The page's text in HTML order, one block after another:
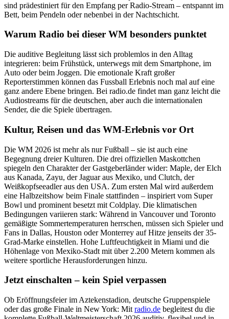
sind prädestiniert für den Empfang per Radio-Stream – entspannt im
Bett, beim Pendeln oder nebenbei in der Nachtschicht.
Warum Radio bei dieser WM besonders punktet
Die auditive Begleitung lässt sich problemlos in den Alltag
integrieren: beim Frühstück, unterwegs mit dem Smartphone, im
Auto oder beim Joggen. Die emotionale Kraft großer
Reporterstimmen können das Fussball Erlebnis noch mal auf eine
ganz andere Ebene bringen. Bei radio.de findet man ganz leicht die
Audiostreams für die deutschen, aber auch die internationalen
Sender, die die Spiele übertragen.
Kultur, Reisen und das WM-Erlebnis vor Ort
Die WM 2026 ist mehr als nur Fußball – sie ist auch eine
Begegnung dreier Kulturen. Die drei offiziellen Maskottchen
spiegeln den Charakter der Gastgeberländer wider: Maple, der Elch
aus Kanada, Zayu, der Jaguar aus Mexiko, und Clutch, der
Weißkopfseeadler aus den USA. Zum ersten Mal wird außerdem
eine Halbzeitshow beim Finale stattfinden – inspiriert vom Super
Bowl und prominent besetzt mit Coldplay. Die klimatischen
Bedingungen variieren stark: Während in Vancouver und Toronto
gemäßigte Sommertemperaturen herrschen, müssen sich Spieler und
Fans in Dallas, Houston oder Monterrey auf Hitze jenseits der 35-
Grad-Marke einstellen. Hohe Luftfeuchtigkeit in Miami und die
Höhenlage von Mexiko-Stadt mit über 2.200 Metern kommen als
weitere sportliche Herausforderungen hinzu.
Jetzt einschalten – kein Spiel verpassen
Ob Eröffnungsfeier im Aztekenstadion, deutsche Gruppenspiele
oder das große Finale in New York: Mit radio.de begleitest du die